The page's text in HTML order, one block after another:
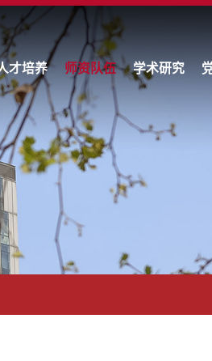
才培养 师资队伍 学术研究